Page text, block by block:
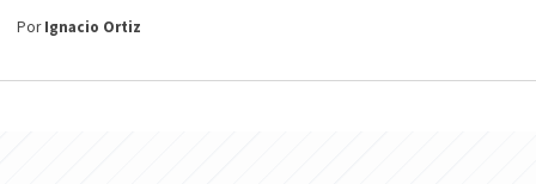
PorIgnacio Ortiz